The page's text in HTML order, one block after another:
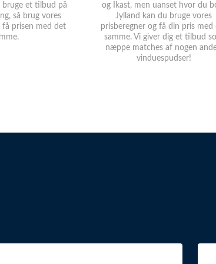
bruge et tilbud på
så brug vores
få prisen med det
og Ikast, men uanset hvor du
Jylland kan du bruge vores
prisberegner og få din pris med
samme. Vi giver dig et tilbud
næppe matches af nogen
vinduespudser!